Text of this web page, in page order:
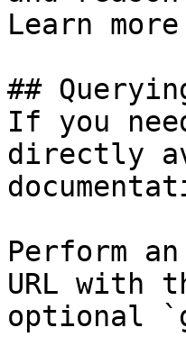
Learn
##
If you
directly
Perform
URL with
optional